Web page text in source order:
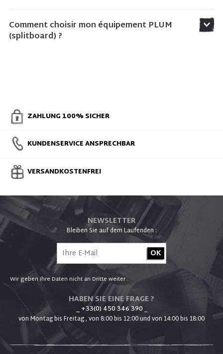
Comment choisir mon équipement PLUM
(splitboard) ?
ZAHLUNG 100% SICHER
KUNDENSERVICE ANSPRECHBAR
VERSANDKOSTENFREI
NEWSLETTER
Bleiben Sie auf dem Laufenden :
Wir geben Ihre Daten nicht an Dritte weiter .
HABEN SIE EINE FRAGE ?
_ +33(0) 450 346 390_
von Montag bis Freitag , von 8:00 bis 12:00 und von 14:00 bis 18:00